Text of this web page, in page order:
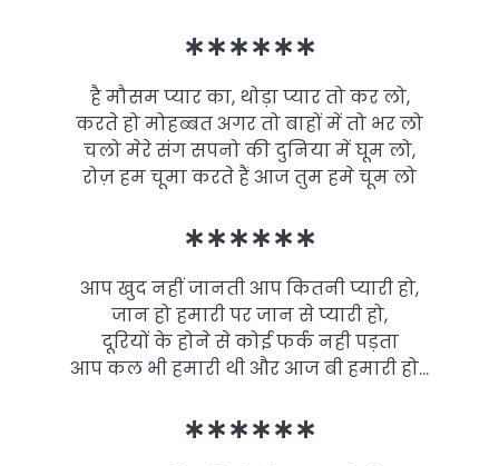
∗∗∗∗∗∗
है मौसम प्यार का, थोड़ा प्यार तो कर लो,
करते हो मोहब्बत अगर तो बाहों में तो भर लो
चलो मेरे संग सपनो की दुनिया में घूम लो,
रोज़ हम चूमा करते हैं आज तुम हमे चूम लो
∗∗∗∗∗∗
आप खुद नहीं जानती आप कितनी प्यारी हो,
जान हो हमारी पर जान से प्यारी हो,
दूरियों के होने से कोई फर्क नही पड़ता
आप कल भी हमारी थी और आज बी हमारी हो…
∗∗∗∗∗∗